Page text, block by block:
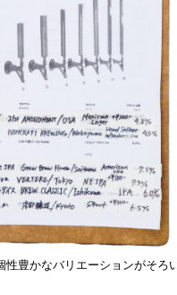
豊かなバリエーションがそろ